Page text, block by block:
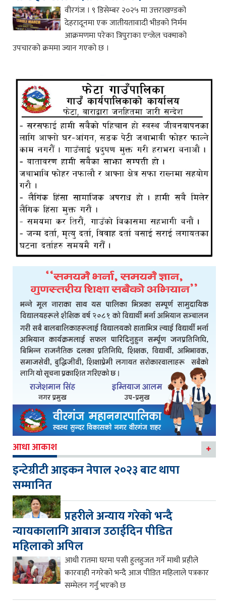
वीरगंज । ९ डिसेम्बर २०२५ मा उत्तराखण्डको
देहरादूनमा एक जातीयतावादी भीडको निर्मम
आक्रमणमा परेका त्रिपुराका एन्जेल चक्माको
उपचारको क्रममा ज्यान गएको छ ।
आधा आकाश
इन्टेग्रीटी आइकन नेपाल २०२३ बाट थापा
सम्मानित
प्रहरीले अन्याय गरेको भन्दै
न्यायकालागि आवाज उठाईदिन पीडित
महिलाको अपिल
आधी रातमा घरमा पसी हुलहुजत गर्ने माथी प्रहीले
कारवाही नगरेको भन्दै आज पीडित महिलाले पत्रकार
सम्मेलन गर्नु भएको छ